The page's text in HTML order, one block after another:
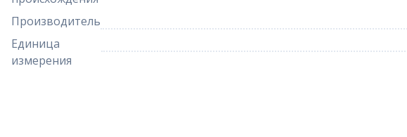
Производитель
Единица
измерения